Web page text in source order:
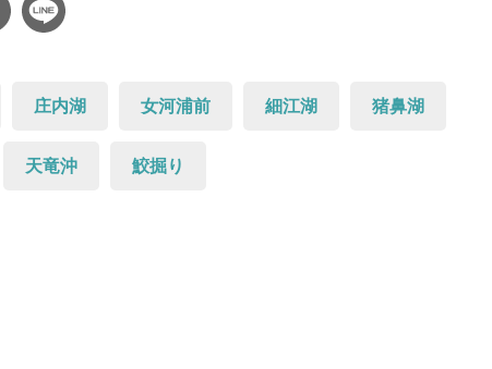
庄内湖 女河浦前 細江湖 猪鼻湖
天竜沖 鮫掘り